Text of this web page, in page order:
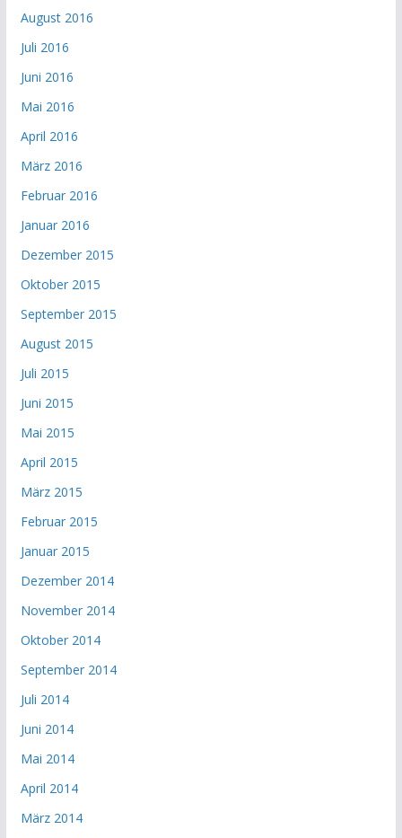
August 2016
Juli 2016
Juni 2016
Mai 2016
April 2016
März 2016
Februar 2016
Januar 2016
Dezember 2015
Oktober 2015
September 2015
August 2015
Juli 2015
Juni 2015
Mai 2015
April 2015
März 2015
Februar 2015
Januar 2015
Dezember 2014
November 2014
Oktober 2014
September 2014
Juli 2014
Juni 2014
Mai 2014
April 2014
März 2014